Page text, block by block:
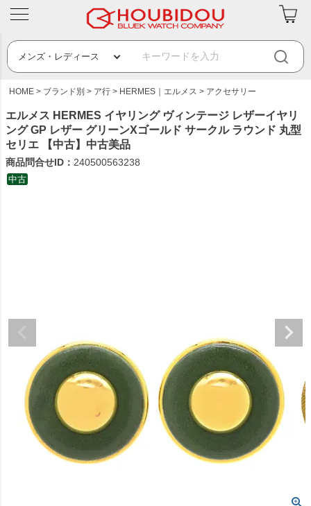
HOME ブランド別 ア行 HERMES｜エルメス アクセサリー
エルメス HERMES イヤリング ヴィンテージ レザーイヤリ
ング GP レザー グリーンXゴールド サークル ラウンド 丸型
セリエ 【中古】中古美品
商品問合せID： 240500563238
中古